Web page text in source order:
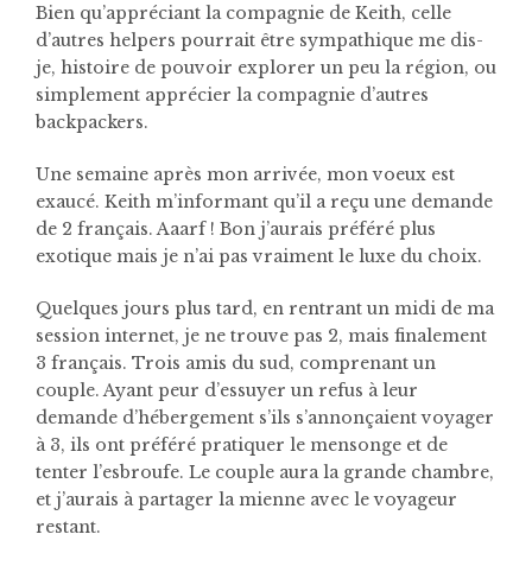
Bien qu’appréciant la compagnie de Keith, celle
d’autres helpers pourrait être sympathique me dis-
je, histoire de pouvoir explorer un peu la région, ou
simplement apprécier la compagnie d’autres
backpackers.
Une semaine après mon arrivée, mon voeux est
exaucé. Keith m’informant qu’il a reçu une demande
de 2 français. Aaarf ! Bon j’aurais préféré plus
exotique mais je n’ai pas vraiment le luxe du choix.
Quelques jours plus tard, en rentrant un midi de ma
session internet, je ne trouve pas 2, mais finalement
3 français. Trois amis du sud, comprenant un
couple. Ayant peur d’essuyer un refus à leur
demande d’hébergement s’ils s’annonçaient voyager
à 3, ils ont préféré pratiquer le mensonge et de
tenter l’esbroufe. Le couple aura la grande chambre,
et j’aurais à partager la mienne avec le voyageur
restant.